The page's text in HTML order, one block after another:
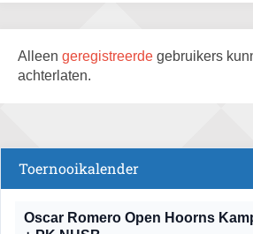
Alleen geregistreerde gebruikers
achterlaten.
Toernooikalender
Oscar Romero Open Hoorns